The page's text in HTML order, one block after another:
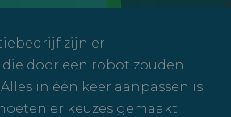
zijn er
door een robot zouden
in één keer aanpassen is
er keuzes gemaakt